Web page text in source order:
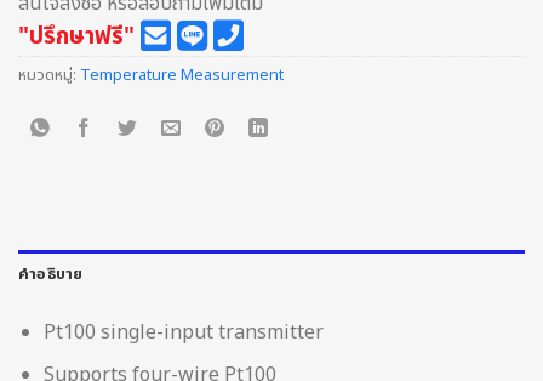
"ปรึกษาฟรี"
หมวดหมู่: Temperature Measurement
คำอธิบาย
Pt100 single-input transmitter
Supports four-wire Pt100